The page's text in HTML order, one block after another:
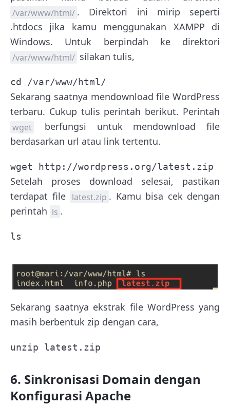
/var/www/html/ . Direktori ini mirip seperti
.htdocs jika kamu menggunakan XAMPP di
Windows. Untuk berpindah ke direktori
/var/www/html/ silakan tulis,
cd /var/www/html/
Sekarang saatnya mendownload file WordPress
terbaru. Cukup tulis perintah berikut. Perintah
wget
berfungsi untuk mendownload file
berdasarkan url atau link tertentu.
wget http://wordpress.org/latest.zip
Setelah proses download selesai, pastikan
terdapat file latest.zip . Kamu bisa cek dengan
perintah ls .
ls
Sekarang saatnya ekstrak file WordPress yang
masih berbentuk zip dengan cara,
unzip latest.zip
6. Sinkronisasi Domain dengan
Konfigurasi Apache